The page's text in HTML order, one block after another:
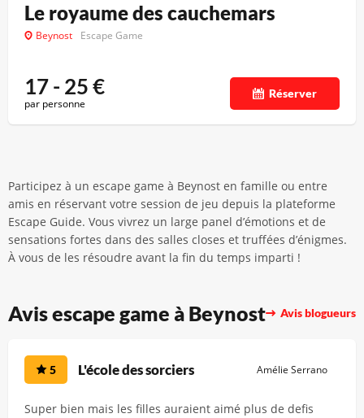
Le royaume des cauchemars
Beynost Escape Game
17 - 25€
par personne
Réserver
Participez à un escape game à Beynost en famille ou entre
amis en réservant votre session de jeu depuis la plateforme
Escape Guide. Vous vivrez un large panel d’émotions et de
sensations fortes dans des salles closes et truffées d’énigmes.
À vous de les résoudre avant la fin du temps imparti !
Avis escape game à Beynost Avis blogueurs
5 L'école des sorciers Amélie Serrano
Super bien mais les filles auraient aimé plus de defis